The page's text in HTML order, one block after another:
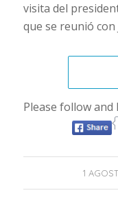
visita del
que se reunió con
Please follow and
1 /